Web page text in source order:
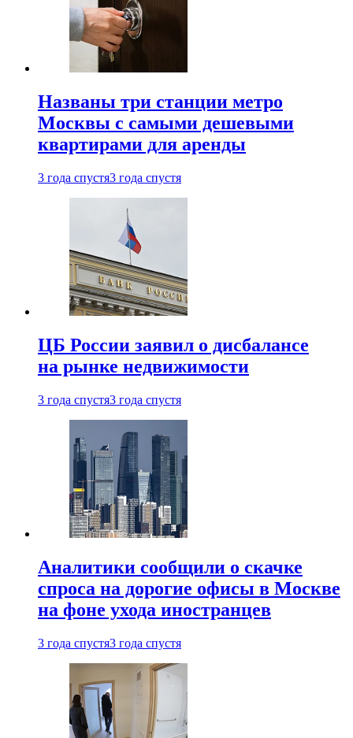
Названы три станции метро
Москвы с самыми дешевыми
квартирами для аренды
3 года спустя3 года спустя
ЦБ России заявил о дисбалансе
на рынке недвижимости
3 года спустя3 года спустя
Аналитики сообщили о скачке
спроса на дорогие офисы в Москве
на фоне ухода иностранцев
3 года спустя3 года спустя